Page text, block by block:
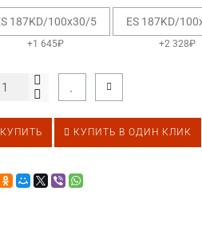
187KD/100x30/5
+1 645₽
ES 187KD/
+2 328₽
КУПИТЬ В ОДИН КЛИК